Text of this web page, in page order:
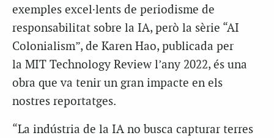
exemples excel·lents de periodisme de
responsabilitat sobre la IA, però la sèrie “AI
Colonialism”, de Karen Hao, publicada per
la MIT Technology Review l’any 2022, és una
obra que va tenir un gran impacte en els
nostres reportatges.
“La indústria de la IA no busca capturar terres